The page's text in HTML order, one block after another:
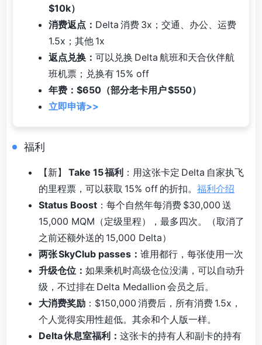
$10k）
消费返点： Delta 消费 3x；交通、办公、运费
1.5x；其他 1x
返点兑换： 可以兑换 Delta 航班和天合伙伴航
班机票；兑换有 15% off
年费：$650（部分老卡用户 $550）
立即申请>>
福利
【新】 Take 15 福利 ：用这张卡定 Delta 自家执飞
的里程票，可以获取 15% off 的折扣。 福利介绍
Status Boost ：每个自然年每消费 $30,000 送
15,000 MQM（定级里程），最多四次。（取消了
之前还额外送的 15,000 Delta）
两张 SkyClub passes： 谁用都行，每张使用一次
升级仓位： 如果乘机时高级仓位没满，可以自动升
级，不过排在 Delta Medallion 会员之后。
大消费奖励 ：$150,000 消费后，所有消费 1.5x，
个人觉得实用性超低。其余和个人版一样。
Delta 休息室福利： 这张卡的持有人和副卡的持有